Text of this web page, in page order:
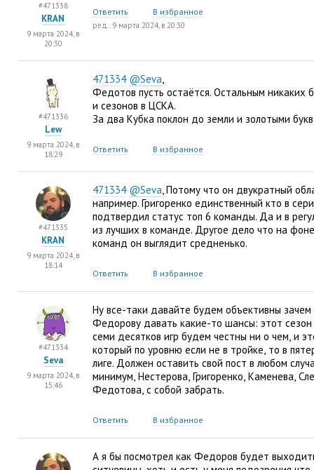
Ответить В избранное
ред.: 9 марта 2024, в 20:30
#471338
KRAN
9 марта 2024, в
20:30
471334 @Seva,
Федотов пусть остаётся. Остальным никаких
и сезонов в ЦСКА.
За два Кубка поклон до земли и золотыми
Ответить В избранное
#471336
Lew
9 марта 2024, в
18:29
471334 @Seva, Потому что он двукратный
например. Григоренко единственный кто в
подтвердил статус топ 6 команды. Да и в
из лучших в команде. Другое дело что на
команд он выглядит средненько.
Ответить В избранное
#471335
KRAN
9 марта 2024, в
18:14
Ну все-таки давайте будем объективны зачем
Федорову давать какие-то шансы: этот сезон
семи десятков игр будем честны ни о чем, и
который по уровню если не в тройке, то в
лиге. Должен оставить свой пост в любом
минимум, Нестерова, Григоренко, Каменева,
Федотова, с собой забрать.
Ответить В избранное
#471334
Seva
9 марта 2024, в
15:46
А я бы посмотрел как Федоров будет